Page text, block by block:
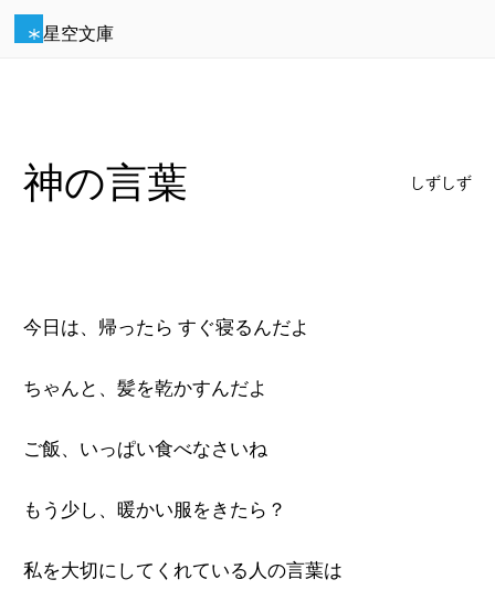
星空文庫
神の言葉 しずしず
今日は、帰ったら すぐ寝るんだよ
ちゃんと、髪を乾かすんだよ
ご飯、いっぱい食べなさいね
もう少し、暖かい服をきたら？
私を大切にしてくれている人の言葉は